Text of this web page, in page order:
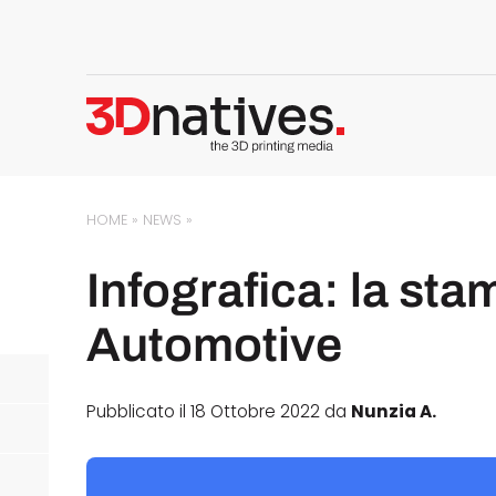
HOME » NEWS »
Infografica: la
Automotive
Pubblicato il 18 Ottobre 2022 da Nunzia A.